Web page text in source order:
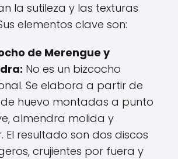
la sutileza y las texturas
elementos clave son:
de Merengue y
No es un bizcocho
Se elabora a partir de
huevo montadas a punto
almendra molida y
El resultado son dos discos
crujientes por fuera y